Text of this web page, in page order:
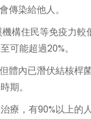
傳染給他人。
構住民等免疫力較
可能超過20%。
體內已潛伏結核桿
期。
療，有90%以上的